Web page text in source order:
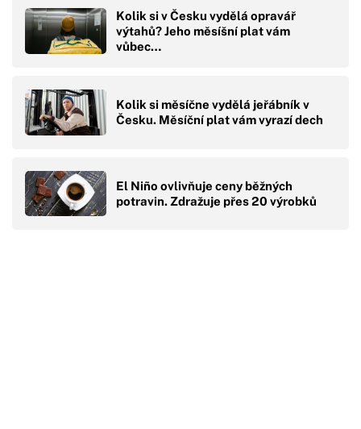
Kolik si v Česku vydělá opravář
výtahů? Jeho měsíšní plat vám
vůbec…
Kolik si měsíčne vydělá jeřábník v
Česku. Měsíční plat vám vyrazí dech
El Niño ovlivňuje ceny běžných
potravin. Zdražuje přes 20 výrobků